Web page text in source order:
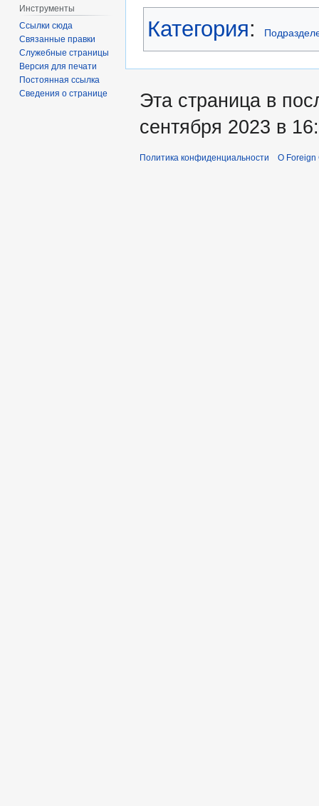
Категория:
Инструменты
Ссылки сюда
Связанные правки
Служебные страницы
Версия для печати
Постоянная ссылка
Сведения о странице
Эта страница в
сентября 2023 в
Политика конфиденциальности О Foreign